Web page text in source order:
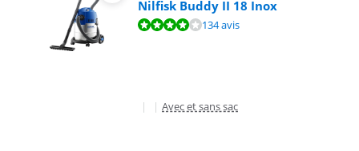
Nilfisk Buddy II 18 Inox
La note est de 8,0 sur 10, basée sur 134 avis.134 avis
| | Avec et sans sac